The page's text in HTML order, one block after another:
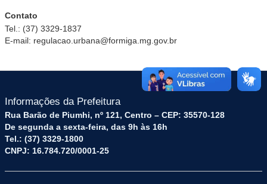
Contato
Tel.: (37) 3329-1837
E-mail: regulacao.urbana@formiga.mg.gov.br
Informações da Prefeitura
Rua Barão de Piumhi, nº 121, Centro – CEP: 35570-128
De segunda a sexta-feira, das 9h às 16h
Tel.: (37) 3329-1800
CNPJ: 16.784.720/0001-25